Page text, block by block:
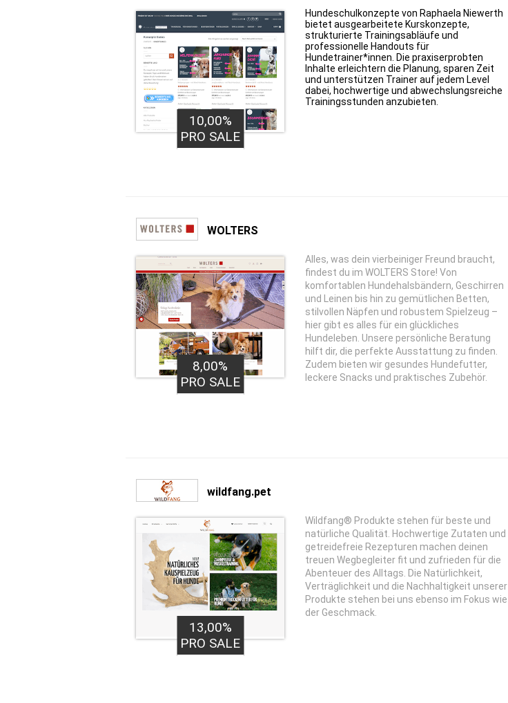
10,00%
PRO SALE
Hundeschulkonzepte von Raphaela Niewerth
bietet ausgearbeitete Kurskonzepte,
strukturierte Trainingsabläufe und
professionelle Handouts für
Hundetrainer*innen. Die praxiserprobten
Inhalte erleichtern die Planung, sparen Zeit
und unterstützen Trainer auf jedem Level
dabei, hochwertige und abwechslungsreiche
Trainingsstunden anzubieten.
WOLTERS
8,00%
PRO SALE
Alles, was dein vierbeiniger Freund braucht,
findest du im WOLTERS Store! Von
komfortablen Hundehalsbändern, Geschirren
und Leinen bis hin zu gemütlichen Betten,
stilvollen Näpfen und robustem Spielzeug –
hier gibt es alles für ein glückliches
Hundeleben. Unsere persönliche Beratung
hilft dir, die perfekte Ausstattung zu finden.
Zudem bieten wir gesundes Hundefutter,
leckere Snacks und praktisches Zubehör.
wildfang.pet
13,00%
PRO SALE
Wildfang® Produkte stehen für beste und
natürliche Qualität. Hochwertige Zutaten und
getreidefreie Rezepturen machen deinen
treuen Wegbegleiter fit und zufrieden für die
Abenteuer des Alltags. Die Natürlichkeit,
Verträglichkeit und die Nachhaltigkeit unserer
Produkte stehen bei uns ebenso im Fokus wie
der Geschmack.